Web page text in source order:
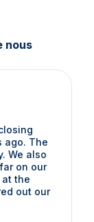
nous
ago. The
We also
on our
the
out our